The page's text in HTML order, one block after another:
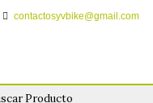
contactosyvbike@gmail.com